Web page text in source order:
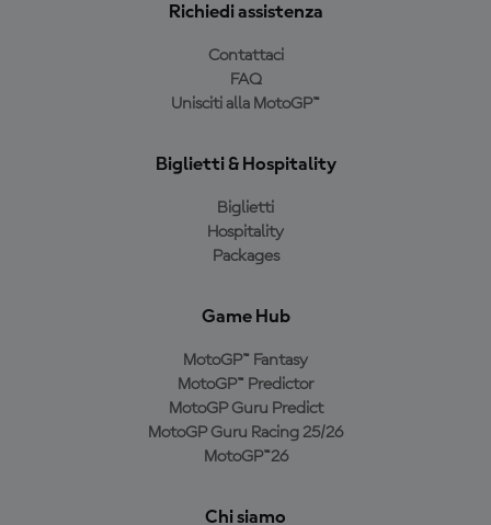
Richiedi assistenza
Contattaci
FAQ
Unisciti alla MotoGP™
Biglietti & Hospitality
Biglietti
Hospitality
Packages
Game Hub
MotoGP™ Fantasy
MotoGP™ Predictor
MotoGP Guru Predict
MotoGP Guru Racing 25/26
MotoGP™26
Chi siamo